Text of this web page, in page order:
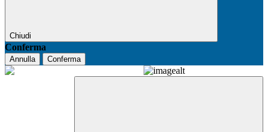
Chiudi
Conferma
Annulla Conferma